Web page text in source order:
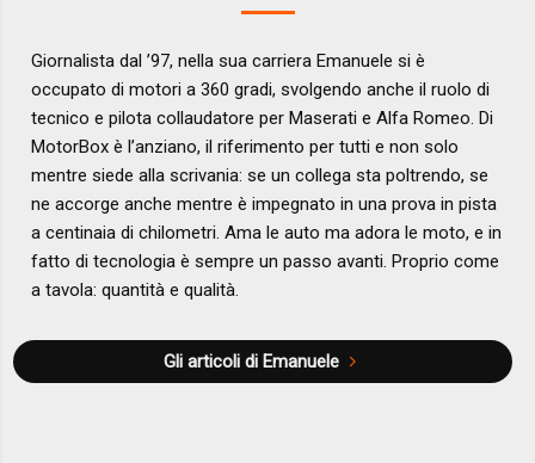
Giornalista dal ’97, nella sua carriera Emanuele si è
occupato di motori a 360 gradi, svolgendo anche il ruolo di
tecnico e pilota collaudatore per Maserati e Alfa Romeo. Di
MotorBox è l’anziano, il riferimento per tutti e non solo
mentre siede alla scrivania: se un collega sta poltrendo, se
ne accorge anche mentre è impegnato in una prova in pista
a centinaia di chilometri. Ama le auto ma adora le moto, e in
fatto di tecnologia è sempre un passo avanti. Proprio come
a tavola: quantità e qualità.
Gli articoli di Emanuele